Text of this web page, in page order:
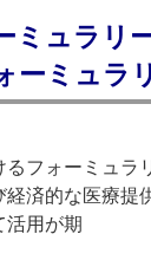
ミュラ
ーミュラ
るフォーミュ
経済的な医療提
活用が期